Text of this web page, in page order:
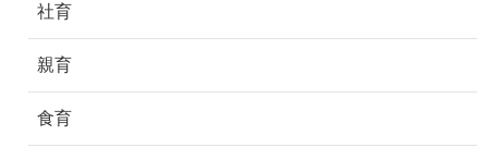
社育
親育
食育